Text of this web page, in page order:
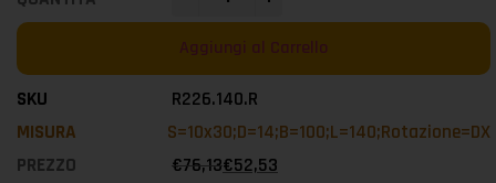
Aggiungi al Carrello
R226.140.R
S=10x30;D=14;B=100;L=140;Rotazione=DX
€76,13€52,53